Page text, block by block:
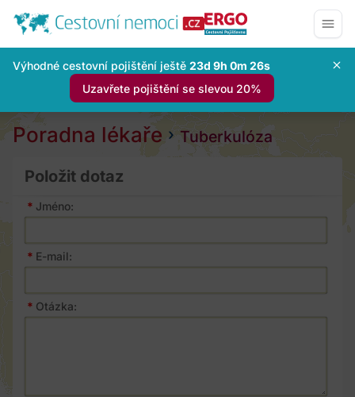
Výhodné cestovní pojištění ještě 23d 9h 0m 25s
Uzavřete pojištění se slevou 20%
Poradna lékaře Tuberkulóza
Položit dotaz
* Jméno:
* E-mail:
* Otázka: